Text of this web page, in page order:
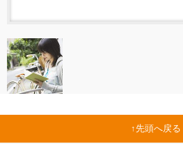
先頭へ戻る